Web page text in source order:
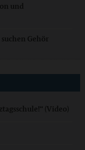
und
Gehör
(Video)